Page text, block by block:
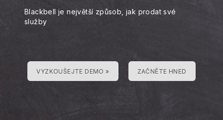
Blackbell je největší způsob, jak prodat své
služby
VYZKOUŠEJTE DEMO » ZAČNĚTE HNED